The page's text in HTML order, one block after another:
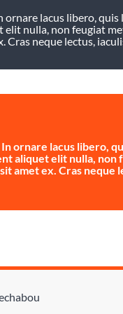
lacus libero,
nulla, non feugiat
Cras neque lectus,
ornare lacus libero,
aliquet elit nulla, non
amet ex. Cras neque